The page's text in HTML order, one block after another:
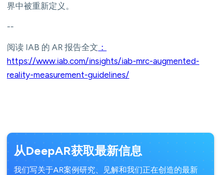
界中被重新定义。
--
阅读 IAB 的 AR 报告全文 ：
https://www.iab.com/insights/iab-mrc-augmented-
reality-measurement-guidelines/
从DeepAR获取最新信息
我们写关于AR案例研究、见解和我们正在创造的最新